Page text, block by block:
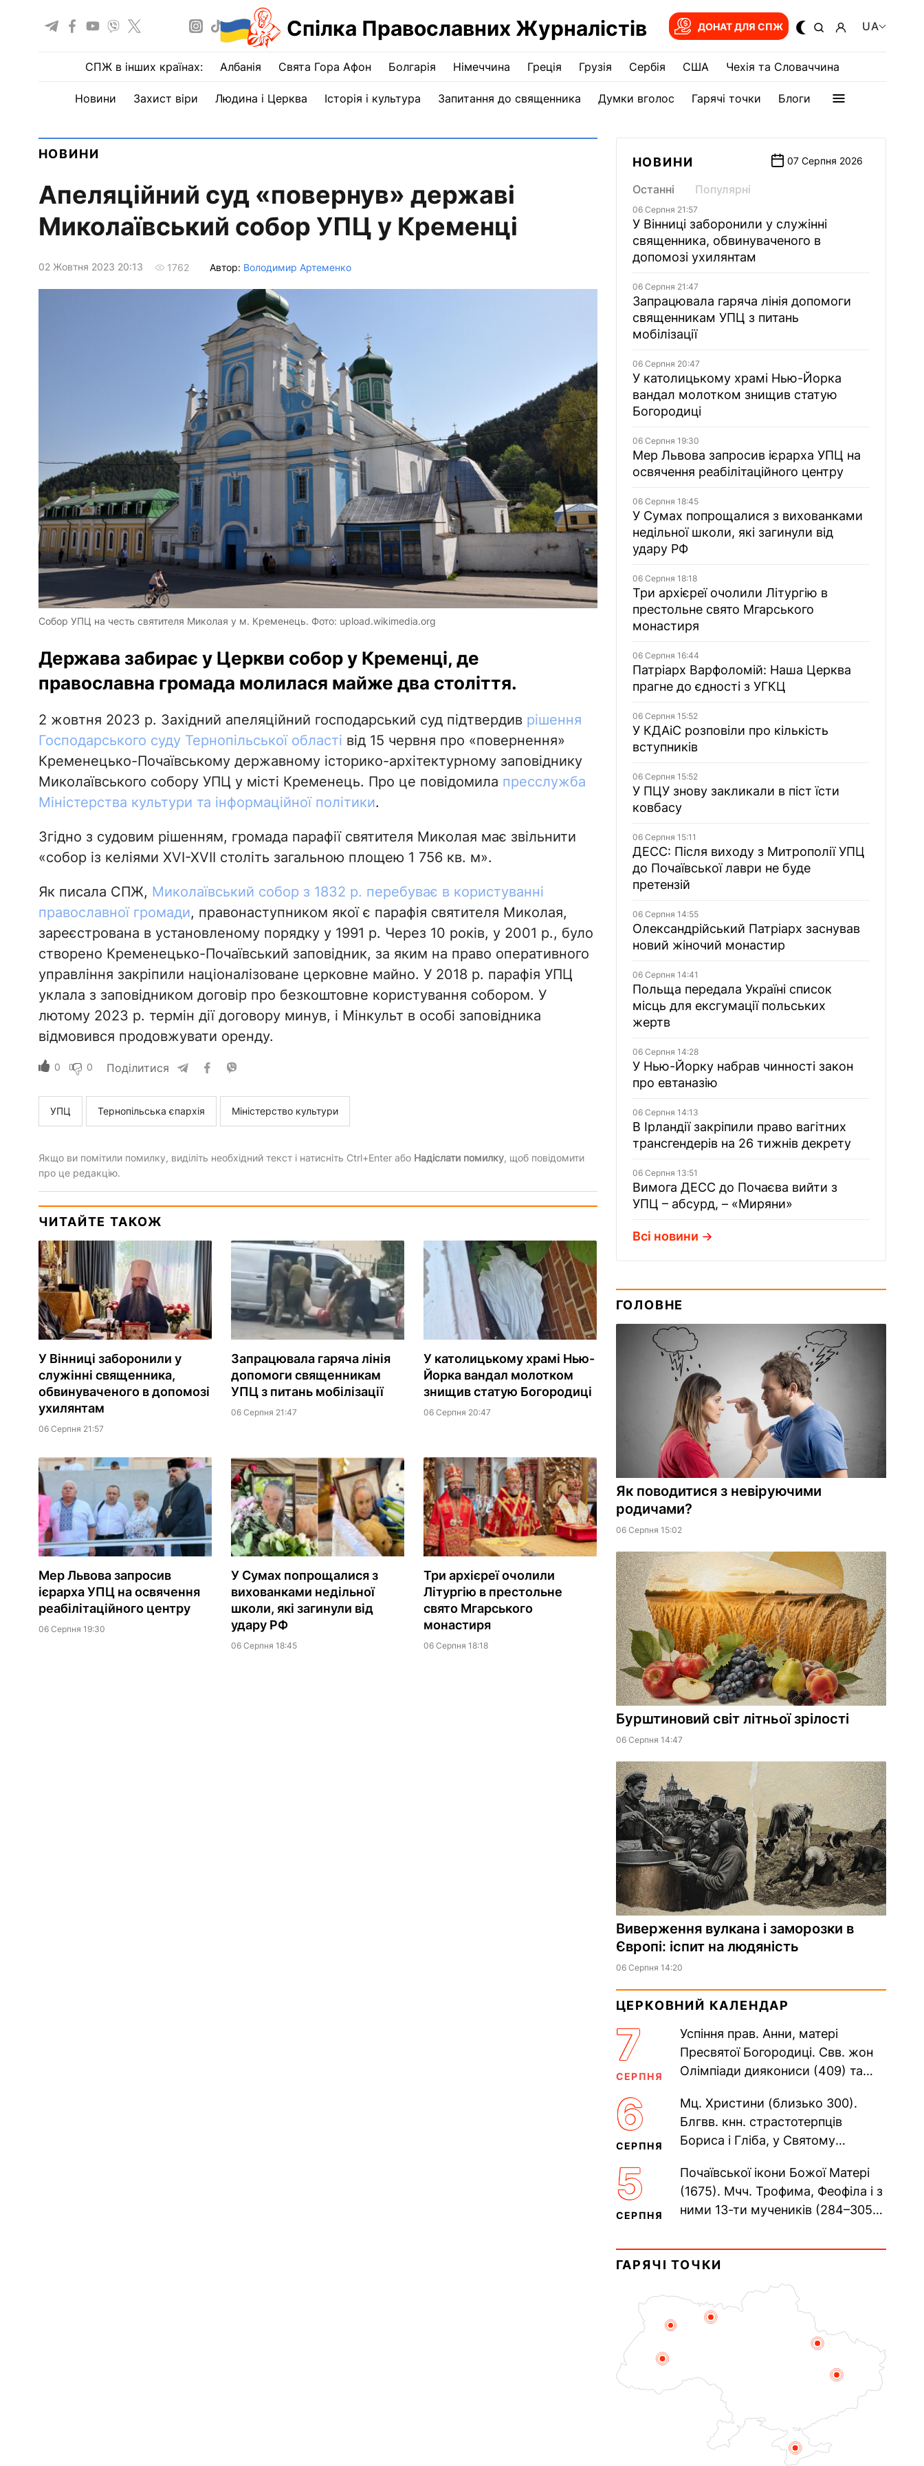
Спілка Православних Журналістів ДОНАТ ДЛЯ СПЖ UA
СПЖ в інших країнах: Албанія Свята Гора Афон Болгарія Німеччина Греція Грузія Сербія США Чехія та Словаччина
Новини Захист віри Людина і Церква Історія і культура Запитання до священника Думки вголос Гарячі точки Блоги
НОВИНИ
Апеляційний суд «повернув» державі
Миколаївський собор УПЦ у Кременці
02 Жовтня 2023 20:13 1762 Автор: Володимир Артеменко
Собор УПЦ на честь святителя Миколая у м. Кременець. Фото: upload.wikimedia.org
Держава забирає у Церкви собор у Кременці, де
православна громада молилася майже два століття.
2 жовтня 2023 р. Західний апеляційний господарський суд підтвердив рішення
Господарського суду Тернопільської області від 15 червня про «повернення»
Кременецько-Почаївському державному історико-архітектурному заповіднику
Миколаївського собору УПЦ у місті Кременець. Про це повідомила пресслужба
Міністерства культури та інформаційної політики.
Згідно з судовим рішенням, громада парафії святителя Миколая має звільнити
«собор із келіями XVI-XVII століть загальною площею 1 756 кв. м».
Як писала СПЖ, Миколаївський собор з 1832 р. перебуває в користуванні
православної громади, правонаступником якої є парафія святителя Миколая,
зареєстрована в установленому порядку у 1991 р. Через 10 років, у 2001 р., було
створено Кременецько-Почаївський заповідник, за яким на право оперативного
управління закріпили націоналізоване церковне майно. У 2018 р. парафія УПЦ
уклала з заповідником договір про безкоштовне користування собором. У
лютому 2023 р. термін дії договору минув, і Мінкульт в особі заповідника
відмовився продовжувати оренду.
0 0 Поділитися
УПЦ Тернопільська єпархія Міністерство культури
Якщо ви помітили помилку, виділіть необхідний текст і натисніть Ctrl+Enter або Надіслати помилку, щоб повідомити
про це редакцію.
ЧИТАЙТЕ ТАКОЖ
У Вінниці заборонили у
служінні священника,
обвинуваченого в допомозі
ухилянтам
06 Серпня 21:57
Запрацювала гаряча лінія
допомоги священникам
УПЦ з питань мобілізації
06 Серпня 21:47
У католицькому храмі Нью-
Йорка вандал молотком
знищив статую Богородиці
06 Серпня 20:47
Мер Львова запросив
ієрарха УПЦ на освячення
реабілітаційного центру
06 Серпня 19:30
У Сумах попрощалися з
вихованками недільної
школи, які загинули від
удару РФ
06 Серпня 18:45
Три архієреї очолили
Літургію в престольне
свято Мгарського
монастиря
06 Серпня 18:18
НОВИНИ 07 Серпня 2026
Останні Популярні
06 Серпня 21:57
У Вінниці заборонили у служінні
священника, обвинуваченого в
допомозі ухилянтам
06 Серпня 21:47
Запрацювала гаряча лінія допомоги
священникам УПЦ з питань
мобілізації
06 Серпня 20:47
У католицькому храмі Нью-Йорка
вандал молотком знищив статую
Богородиці
06 Серпня 19:30
Мер Львова запросив ієрарха УПЦ на
освячення реабілітаційного центру
06 Серпня 18:45
У Сумах попрощалися з вихованками
недільної школи, які загинули від
удару РФ
06 Серпня 18:18
Три архієреї очолили Літургію в
престольне свято Мгарського
монастиря
06 Серпня 16:44
Патріарх Варфоломій: Наша Церква
прагне до єдності з УГКЦ
06 Серпня 15:52
У КДАіС розповіли про кількість
вступників
06 Серпня 15:52
У ПЦУ знову закликали в піст їсти
ковбасу
06 Серпня 15:11
ДЕСС: Після виходу з Митрополії УПЦ
до Почаївської лаври не буде
претензій
06 Серпня 14:55
Олександрійський Патріарх заснував
новий жіночий монастир
06 Серпня 14:41
Польща передала Україні список
місць для ексгумації польських
жертв
06 Серпня 14:28
У Нью-Йорку набрав чинності закон
про евтаназію
06 Серпня 14:13
В Ірландії закріпили право вагітних
трансгендерів на 26 тижнів декрету
06 Серпня 13:51
Вимога ДЕСС до Почаєва вийти з
УПЦ – абсурд, – «Миряни»
Всі новини
ГОЛОВНЕ
Як поводитися з невіруючими
родичами?
06 Серпня 15:02
Бурштиновий світ літньої зрілості
06 Серпня 14:47
Виверження вулкана і заморозки в
Європі: іспит на людяність
06 Серпня 14:20
ЦЕРКОВНИЙ КАЛЕНДАР
7
СЕРПНЯ
Успіння прав. Анни, матері
Пресвятої Богородиці. Свв. жон
Олімпіади диякониси (409) та
Пам’ять V Вселенського...
6
СЕРПНЯ
Мц. Христини (близько 300).
Блгвв. кнн. страстотерпців
Бориса і Гліба, у Святому
Прп. Полікарпа, архімандрита...
5
СЕРПНЯ
Почаївської ікони Божої Матері
(1675). Мчч. Трофима, Феофіла і з
ними 13-ти мучеників (284–305).
Равенійського (близько 75)....
ГАРЯЧІ ТОЧКИ